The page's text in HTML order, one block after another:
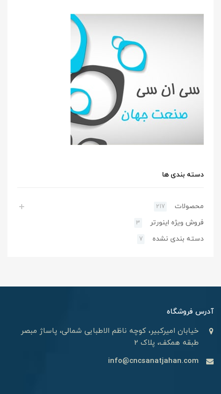
دسته بندی ها
محصولات 217
فروش ویژه اینورتر 3
دسته بندی نشده 7
آدرس فروشگاه
خیابان امیرکبیر، کوچه ناظم الاطبایی شمالی، پاساژ مبصر
طبقه همکف، پلاک 2
info@cncsanatjahan.com